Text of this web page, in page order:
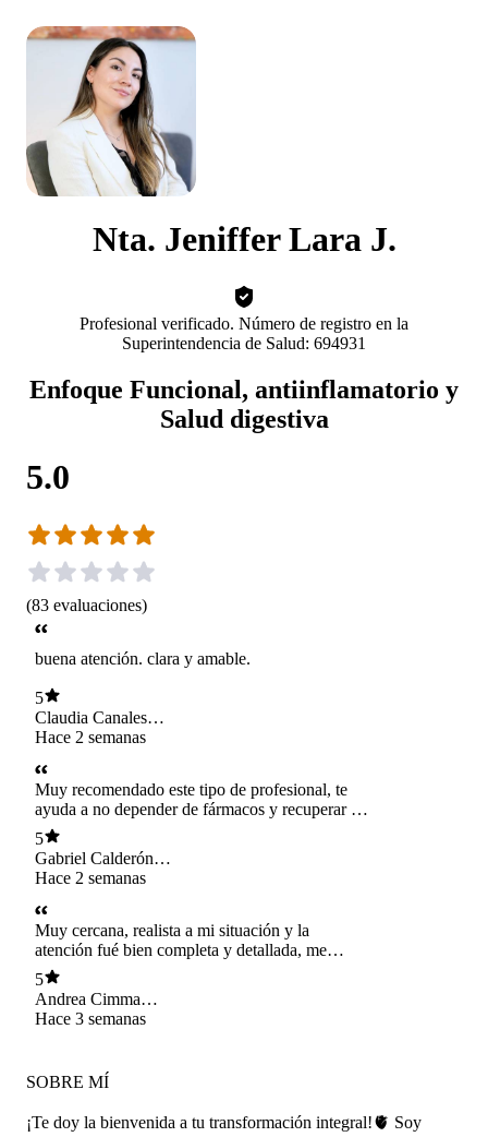
Nta. Jeniffer Lara J.
Profesional verificado. Número de registro en la
Superintendencia de Salud: 694931
Enfoque Funcional, antiinflamatorio y
Salud digestiva
5.0
(83 evaluaciones)
buena atención. clara y amable.
5
Claudia Canales
Reyes
Hace 2 semanas
Muy recomendado este tipo de profesional, te
ayuda a no depender de fármacos y recuperar la
función total del cuerpo, excelente atención y
trabajo.
5
Gabriel Calderón
Reyes
Hace 2 semanas
Muy cercana, realista a mi situación y la
atención fué bien completa y detallada, me
agradó mucho
5
Andrea Cimma
Pérez
Hace 3 semanas
SOBRE MÍ
¡Te doy la bienvenida a tu transformación integral!🫀 Soy